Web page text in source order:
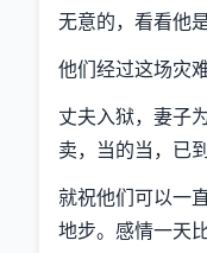
无意的，看看他
他们经过这场灾
丈夫入狱，妻子
卖，当的当，已
就祝他们可以一
地步。感情一天